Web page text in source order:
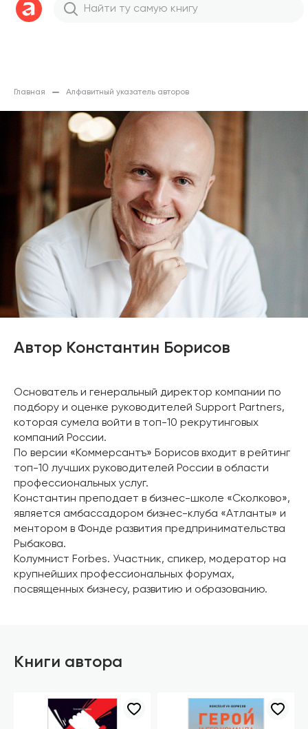
Главная Алфавитный указатель авторов
Автор Константин Борисов
Основатель и генеральный директор компании по
подбору и оценке руководителей Support Partners,
которая сумела войти в топ-10 рекрутинговых
компаний России.
По версии «Коммерсантъ» Борисов входит в рейтинг
топ-10 лучших руководителей России в области
профессиональных услуг.
Константин преподает в бизнес-школе «Сколково»,
является амбассадором бизнес-клуба «Атланты» и
ментором в Фонде развития предпринимательства
Рыбакова.
Колумнист Forbes. Участник, спикер, модератор на
крупнейших профессиональных форумах,
посвященных бизнесу, развитию и образованию.
Книги автора